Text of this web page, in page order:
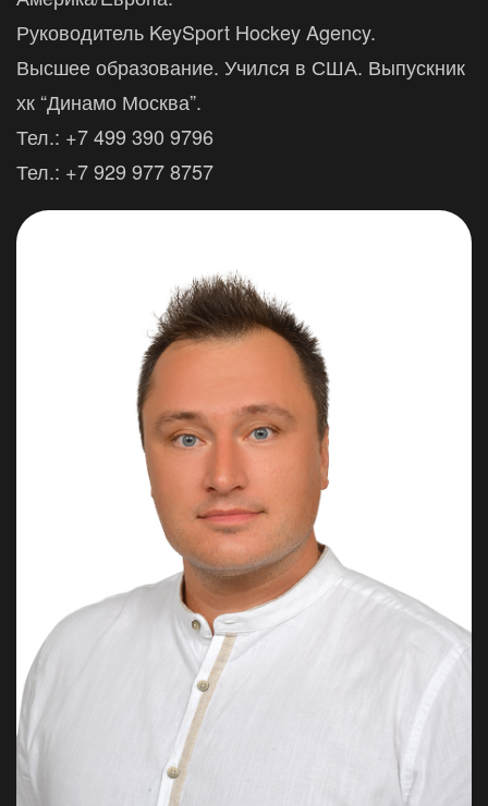
Руководитель KeySport Hockey Agency.
Высшее образование. Учился в США. Выпускник
хк “Динамо Москва”.
Тел.: +7 499 390 9796
Тел.: +7 929 977 8757